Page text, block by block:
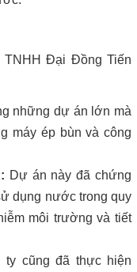
TNHH Đại Đồng Tiến
những dự án lớn mà
máy ép bùn và công
Dự án này đã chứng
dụng nước trong quy
môi trường và tiết
ty cũng đã thực hiện